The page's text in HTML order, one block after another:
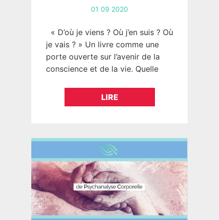
01 09 2020
« D’où je viens ? Où j’en suis ? Où
je vais ? » Un livre comme une
porte ouverte sur l’avenir de la
conscience et de la vie. Quelle
LIRE